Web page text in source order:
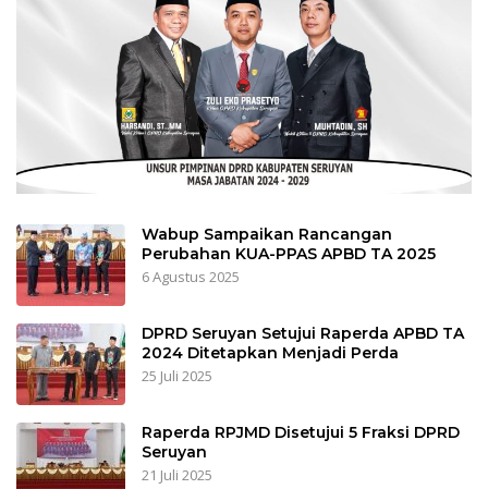
Wabup Sampaikan Rancangan
Perubahan KUA-PPAS APBD TA 2025
6 Agustus 2025
DPRD Seruyan Setujui Raperda APBD TA
2024 Ditetapkan Menjadi Perda
25 Juli 2025
Raperda RPJMD Disetujui 5 Fraksi DPRD
Seruyan
21 Juli 2025